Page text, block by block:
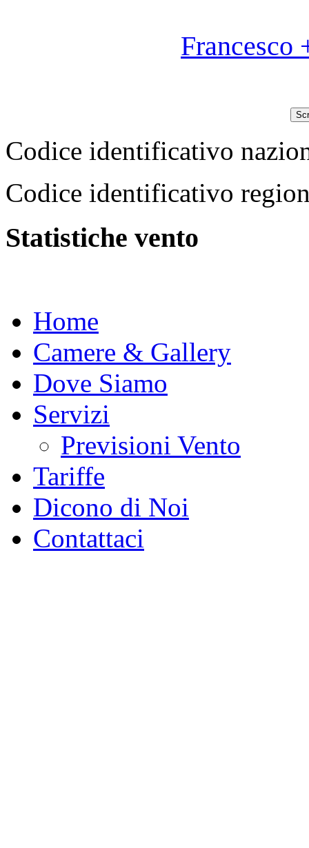
Francesco
Codice identificativo
Codice identificativo
Statistiche vento
Home
Camere & Gallery
Dove Siamo
Servizi
Previsioni Vento
Tariffe
Dicono di Noi
Contattaci